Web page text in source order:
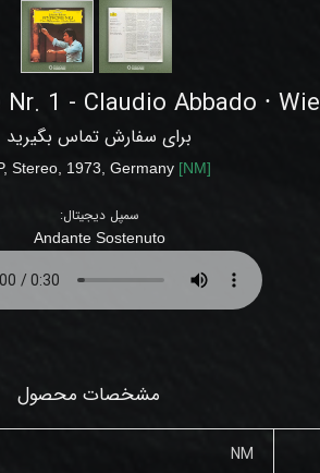
1 - Claudio Abbado ⸱
برای سفارش تماس بگیرید
Stereo 1973 Germany [NM]
سمپل دیجیتال:
Andante Sostenuto
مشخصات محصول
NM